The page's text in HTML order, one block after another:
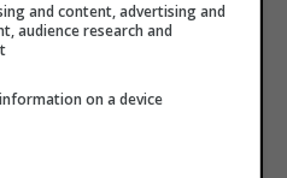
and content, advertising and
audience research and
on a device